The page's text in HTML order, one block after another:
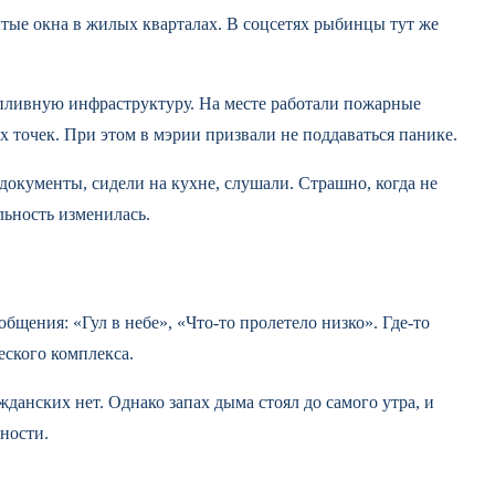
окна в жилых кварталах. В соцсетях рыбинцы тут же
инфраструктуру. На месте работали пожарные
При этом в мэрии призвали не поддаваться панике.
сидели на кухне, слушали. Страшно, когда не
изменилась.
«Гул в небе», «Что-то пролетело низко». Где-то
комплекса.
нет. Однако запах дыма стоял до самого утра, и